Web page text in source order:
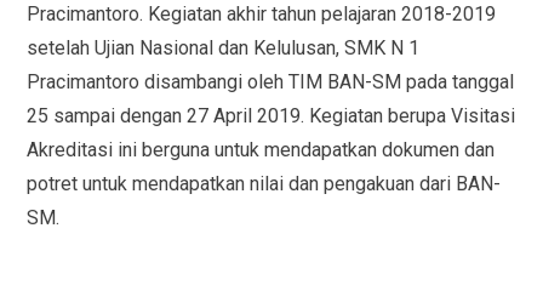
Pracimantoro. Kegiatan akhir tahun pelajaran 2018-2019
setelah Ujian Nasional dan Kelulusan, SMK N 1
Pracimantoro disambangi oleh TIM BAN-SM pada tanggal
25 sampai dengan 27 April 2019. Kegiatan berupa Visitasi
Akreditasi ini berguna untuk mendapatkan dokumen dan
potret untuk mendapatkan nilai dan pengakuan dari BAN-
SM.